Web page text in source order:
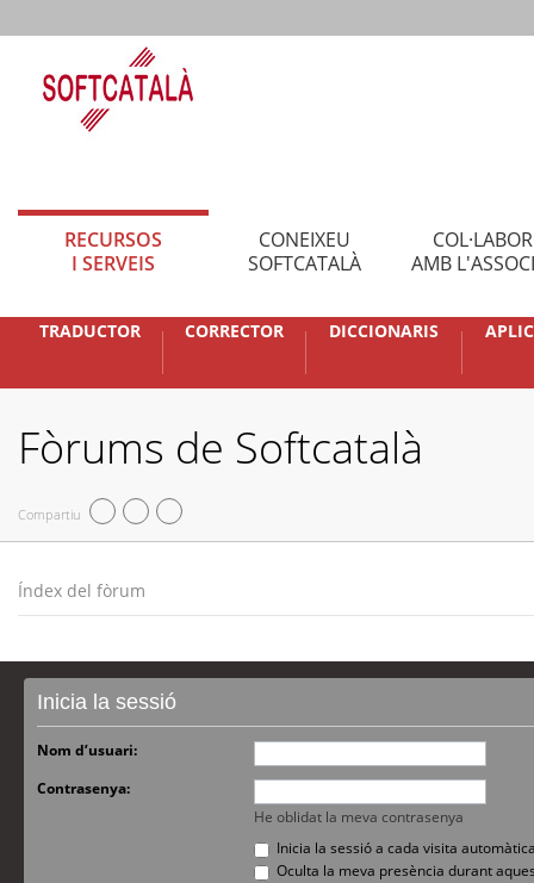
RECURSOS
I SERVEIS
CONEIXEU
SOFTCATALÀ
AMB
TRADUCTOR CORRECTOR DICCIONARIS
Fòrums de Softcatalà
Compartiu
Índex del fòrum
Inicia la sessió
Nom d’usuari:
Contrasenya:
He oblidat la meva contrasenya
Inicia la sessió a cada visita
Oculta la meva presència durant